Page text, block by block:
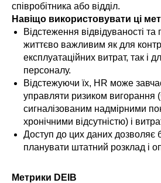
співробітника або відділ.
Навіщо використовувати ці
Відстеження відвідуваності та
життєво важливим як для
експлуатаційних витрат, так і
персоналу.
Відстежуючи їх, HR може
управляти ризиком вигорання
сигналізованим надмірними
хронічними відсутністю) і
Доступ до цих даних дозволяє
планувати штатний розклад і
Метрики DEIB